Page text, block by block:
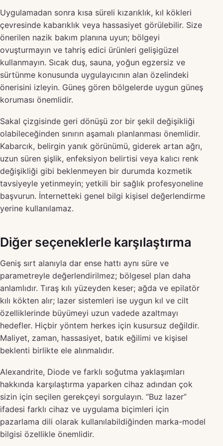
Uygulamadan sonra kısa süreli kızarıklık, kıl kökleri
çevresinde kabarıklık veya hassasiyet görülebilir. Size
önerilen nazik bakım planına uyun; bölgeyi
ovuşturmayın ve tahriş edici ürünleri gelişigüzel
kullanmayın. Sıcak duş, sauna, yoğun egzersiz ve
sürtünme konusunda uygulayıcının alan özelindeki
önerisini izleyin. Güneş gören bölgelerde uygun güneş
koruması önemlidir.
Sakal çizgisinde geri dönüşü zor bir şekil değişikliği
olabileceğinden sınırın aşamalı planlanması önemlidir.
Kabarcık, belirgin yanık görünümü, giderek artan ağrı,
uzun süren şişlik, enfeksiyon belirtisi veya kalıcı renk
değişikliği gibi beklenmeyen bir durumda kozmetik
tavsiyeyle yetinmeyin; yetkili bir sağlık profesyoneline
başvurun. İnternetteki genel bilgi kişisel değerlendirme
yerine kullanılamaz.
Diğer seçeneklerle karşılaştırma
Geniş sırt alanıyla dar ense hattı aynı süre ve
parametreyle değerlendirilmez; bölgesel plan daha
anlamlıdır. Tıraş kılı yüzeyden keser; ağda ve epilatör
kılı kökten alır; lazer sistemleri ise uygun kıl ve cilt
özelliklerinde büyümeyi uzun vadede azaltmayı
hedefler. Hiçbir yöntem herkes için kusursuz değildir.
Maliyet, zaman, hassasiyet, batık eğilimi ve kişisel
beklenti birlikte ele alınmalıdır.
Alexandrite, Diode ve farklı soğutma yaklaşımları
hakkında karşılaştırma yaparken cihaz adından çok
sizin için seçilen gerekçeyi sorgulayın. “Buz lazer”
ifadesi farklı cihaz ve uygulama biçimleri için
pazarlama dili olarak kullanılabildiğinden marka-model
bilgisi özellikle önemlidir.